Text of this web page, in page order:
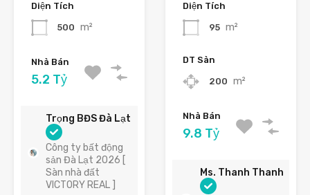
Diện Tích
500 m²
Nhà Bán
5.2 Tỷ
Trọng BĐS Đà Lạt
Công ty bất động
sản Đà Lạt 2026 [
Sàn nhà đất
VICTORY REAL ]
Diện Tích
95 m²
DT Sàn
200 m²
Nhà Bán
9.8 Tỷ
Ms. Thanh Thanh